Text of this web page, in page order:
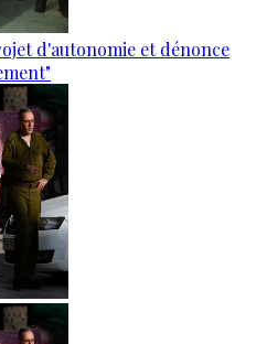
d'autonomie et dénonce